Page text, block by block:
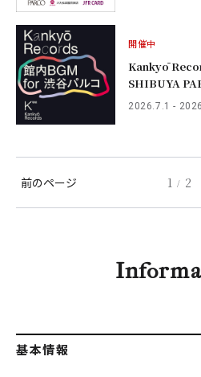
開催中
Kankyō
SHIBUYA
2026.7.1 -
前のページ 1 / 2
基本情報